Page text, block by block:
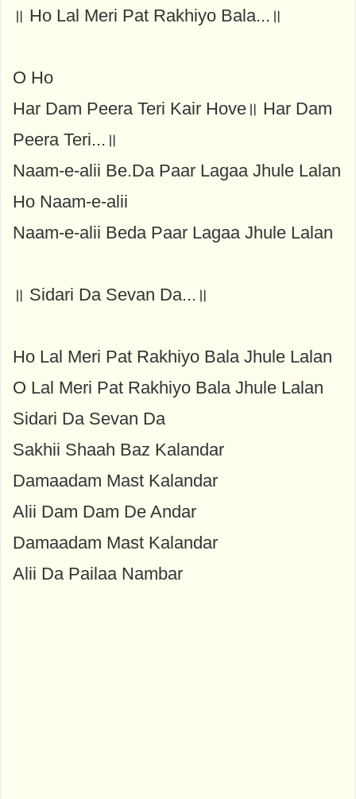
॥ Ho Lal Meri Pat Rakhiyo Bala...॥
O Ho
Har Dam Peera Teri Kair Hove॥ Har Dam
Peera Teri...॥
Naam-e-alii Be.Da Paar Lagaa Jhule Lalan
Ho Naam-e-alii
Naam-e-alii Beda Paar Lagaa Jhule Lalan
॥ Sidari Da Sevan Da...॥
Ho Lal Meri Pat Rakhiyo Bala Jhule Lalan
O Lal Meri Pat Rakhiyo Bala Jhule Lalan
Sidari Da Sevan Da
Sakhii Shaah Baz Kalandar
Damaadam Mast Kalandar
Alii Dam Dam De Andar
Damaadam Mast Kalandar
Alii Da Pailaa Nambar